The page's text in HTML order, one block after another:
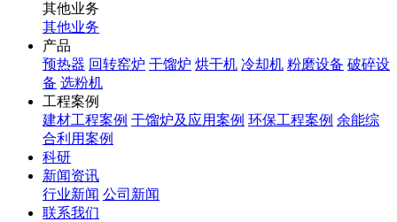
其他业务
其他业务
产品
预热器 回转窑炉 干馏炉 烘干机 冷却机 粉磨设备 破碎设
备 选粉机
工程案例
建材工程案例 干馏炉及应用案例 环保工程案例 余能综
合利用案例
科研
新闻资讯
行业新闻 公司新闻
联系我们